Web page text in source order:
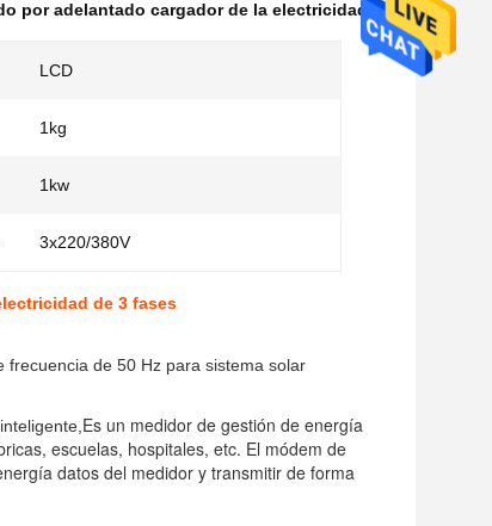
por adelantado cargador de la electricidad
LCD
1kg
1kw
3x220/380V
de 3 fases
frecuencia de 50 Hz para sistema solar
Es un medidor de gestión de energía
escuelas, hospitales, etc. El módem de
datos del medidor y transmitir de forma